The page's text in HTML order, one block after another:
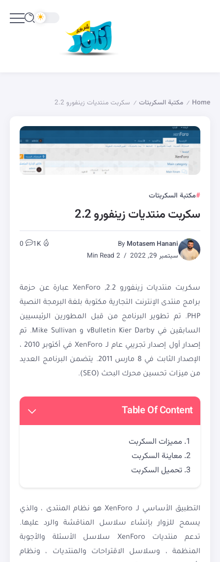
Home
/ مكتبة السكربتات / سكربت منتديات زينفورو 2.2
مكتبة السكربتات
سكربت منتديات زينفورو 2.2
By Motasem Hanani
سبتمبر 29, 2022
1K
0
سكربت منتديات زينفورو 2.2, XenForo عبارة عن حزمة
برامج منتدى الإنترنت التجارية مكتوبة بلغة البرمجة النصية
PHP. تم تطوير البرنامج من قبل المطورين الرئيسيين
السابقين في vBulletin Kier Darby و Mike Sullivan. تم
إصدار أول إصدار تجريبي عام لـ XenForo في أكتوبر 2010 ،
الإصدار الثابت في 8 مارس 2011. يتضمن البرنامج العديد
من ميزات تحسين محرك البحث (SEO).
Table Of Content
مميزات السكربت
معاينة السكربت
تحميل السكربت
التطبيق الأساسي لـ XenForo هو نظام المنتدى ، والذي
يسمح للزوار بإنشاء سلاسل المناقشة والرد عليها.
تدعم منتديات XenForo سلاسل الأسئلة والأجوبة
المنظمة ، وسلاسل الاقتراحات والمنتديات ، ونظام